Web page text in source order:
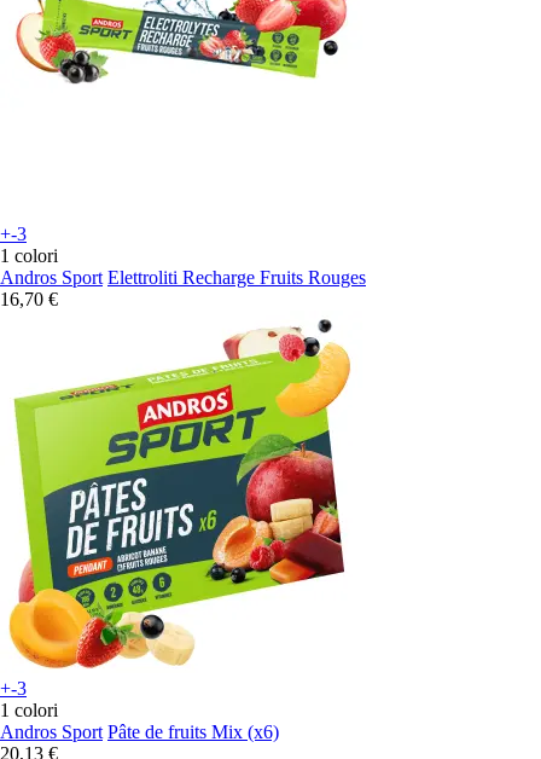
+-3
1 colori
Andros Sport Elettroliti Recharge Fruits Rouges
16,70 €
+-3
1 colori
Andros Sport Pâte de fruits Mix (x6)
20,13 €